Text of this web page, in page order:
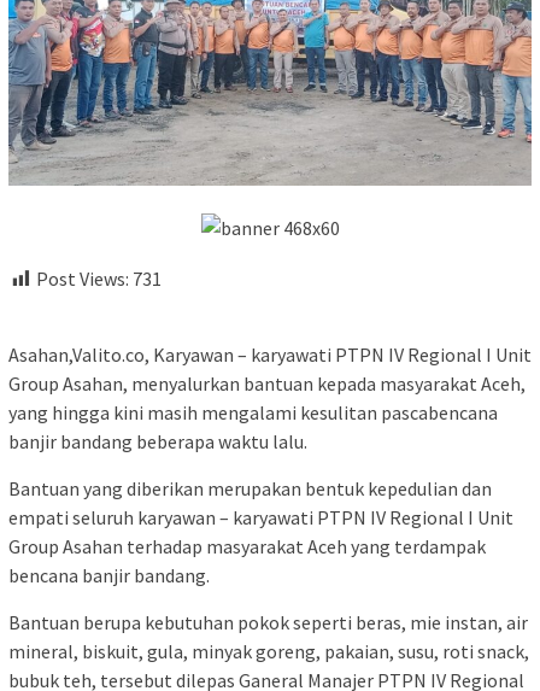
Post Views: 731
Asahan,Valito.co, Karyawan – karyawati PTPN IV Regional I Unit
Group Asahan, menyalurkan bantuan kepada masyarakat Aceh,
yang hingga kini masih mengalami kesulitan pascabencana
banjir bandang beberapa waktu lalu.
Bantuan yang diberikan merupakan bentuk kepedulian dan
empati seluruh karyawan – karyawati PTPN IV Regional I Unit
Group Asahan terhadap masyarakat Aceh yang terdampak
bencana banjir bandang.
Bantuan berupa kebutuhan pokok seperti beras, mie instan, air
mineral, biskuit, gula, minyak goreng, pakaian, susu, roti snack,
bubuk teh, tersebut dilepas Ganeral Manajer PTPN IV Regional